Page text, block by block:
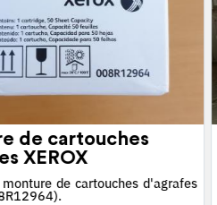
de cartouches
XEROX
de cartouches d'agrafes